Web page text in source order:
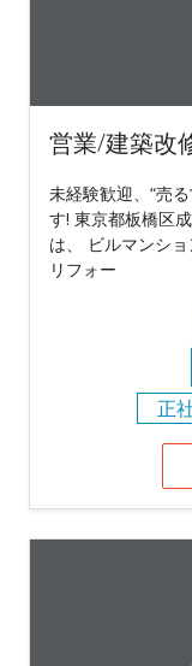
営業/建築改
未経験歓迎、“売
す! 東京都板橋区
は、 ビルマンシ
リフォー
正